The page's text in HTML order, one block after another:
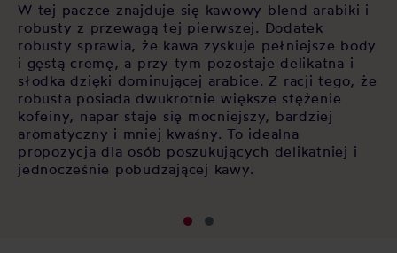
W tej paczce znajduje się kawowy blend arabiki i
robusty z przewagą tej pierwszej. Dodatek
robusty sprawia, że kawa zyskuje pełniejsze body
i gęstą cremę, a przy tym pozostaje delikatna i
słodka dzięki dominującej arabice. Z racji tego, że
robusta posiada dwukrotnie większe stężenie
kofeiny, napar staje się mocniejszy, bardziej
aromatyczny i mniej kwaśny. To idealna
propozycja dla osób poszukujących delikatniej i
jednocześnie pobudzającej kawy.